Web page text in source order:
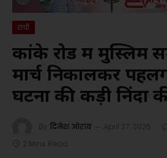
रांची
कांके रोड में मुस्लिम
मार्च निकालकर
घटना की कड़ी निंदा
By दिनेश ओरांव April 27, 2025
2 Mins Read